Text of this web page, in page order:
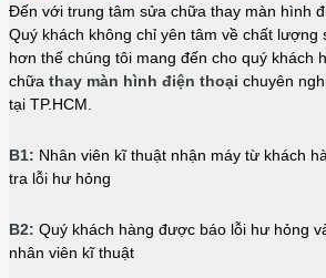
Đến với trung tâm sửa chữa thay màn hình
Quý khách không chỉ yên tâm về chất lượng
hơn thế chúng tôi mang đến cho quý khách
chữa thay màn hình điện thoại chuyên
tại TP.HCM.
B1: Nhân viên kĩ thuật nhận máy từ khách
tra lỗi hư hỏng
B2: Quý khách hàng được báo lỗi hư hỏng
nhân viên kĩ thuật